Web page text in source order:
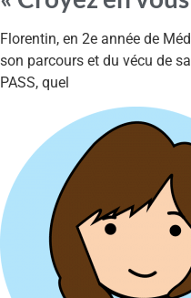
Florentin, en 2e année de
son parcours et du vécu de
PASS, quel